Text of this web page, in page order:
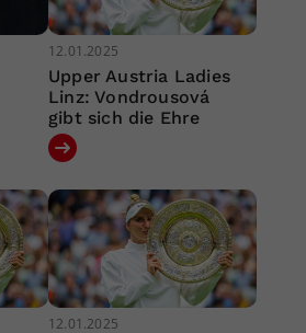
12.01.2025
Upper Austria Ladies
Linz: Vondrousová
gibt sich die Ehre
12.01.2025